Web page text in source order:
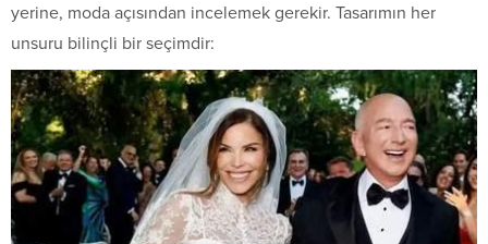
yerine, moda açısından incelemek gerekir. Tasarımın her
unsuru bilinçli bir seçimdir: